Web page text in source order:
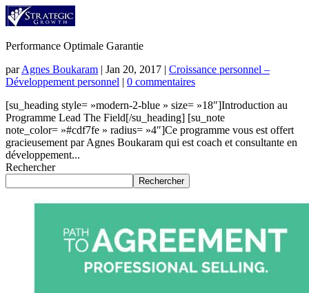
Performance Optimale Garantie
parAgnes Boukaram | Jan 20, 2017 | Croissance personnel –
Développement personnel | 0 commentaires
[su_heading style= »modern-2-blue » size= »18″]Introduction au
Programme Lead The Field[/su_heading] [su_note
note_color= »#cdf7fe » radius= »4″]Ce programme vous est offert
gracieusement par Agnes Boukaram qui est coach et consultante en
développement...
Rechercher
Rechercher